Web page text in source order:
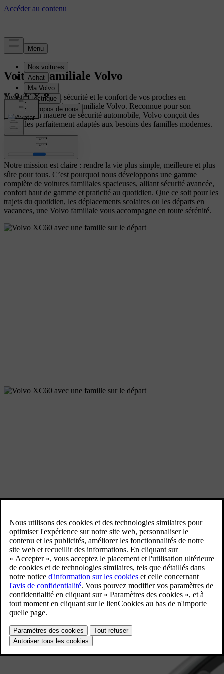
Voiture familiale Volvo
Investissez dans la sécurité et le confort de vos proches en
choisissant une voiture familiale Volvo. Reconnue pour son
expertise en matière de sécurité automobile, Volvo conçoit des
véhicules parfaitement adaptés aux besoins des familles modernes.
Notre mission est claire : rendre la vie plus simple, meilleure et plus
sûre pour tous. C’est pourquoi nous développons une gamme
complète de voitures familiales spacieuses, alliant sécurité avancée,
confort haut de gamme et praticité au quotidien. Que ce soit pour les
trajets du quotidien, les déplacements scolaires ou les départs en
vacances, une Volvo familiale vous accompagne en toute sérénité.
Découvrez nos voitures familiales